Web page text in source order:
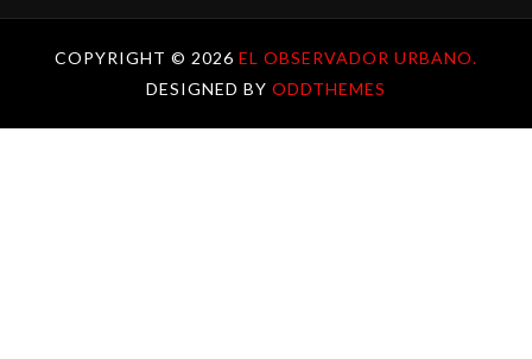
COPYRIGHT © 2026 EL OBSERVADOR URBANO.
DESIGNED BY ODDTHEMES